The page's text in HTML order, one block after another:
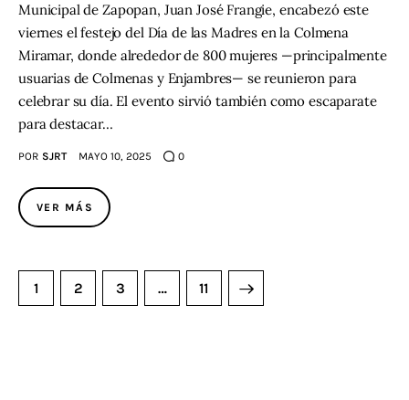
Municipal de Zapopan, Juan José Frangie, encabezó este
viernes el festejo del Día de las Madres en la Colmena
Miramar, donde alrededor de 800 mujeres —principalmente
usuarias de Colmenas y Enjambres— se reunieron para
celebrar su día. El evento sirvió también como escaparate
para destacar…
POR SJRT MAYO 10, 2025 0
VER MÁS
1 2 3 … 11
>